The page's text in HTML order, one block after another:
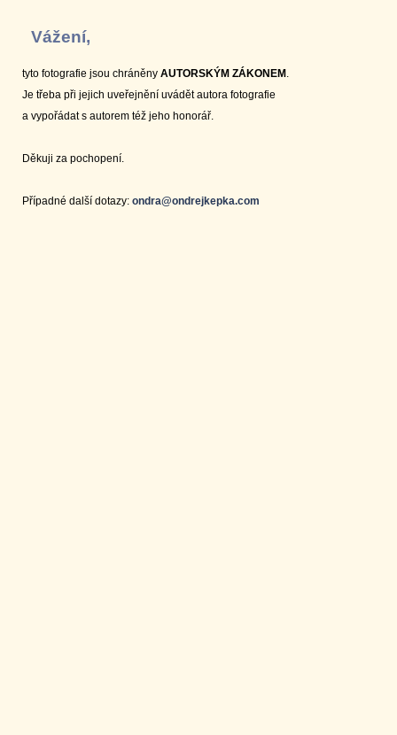
Vážení,
tyto fotografie jsou chráněny AUTORSKÝM ZÁKONEM .
Je třeba při jejich uveřejnění uvádět autora fotografie
a vypořádat s autorem též jeho honorář.
Děkuji za pochopení.
Případné další dotazy: ondra@ondrejkepka.com